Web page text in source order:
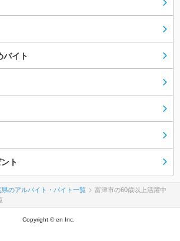
バイト
ト
県のアルバイト・バイト一覧
富津市の60歳以上活躍中
Copyright © en Inc.